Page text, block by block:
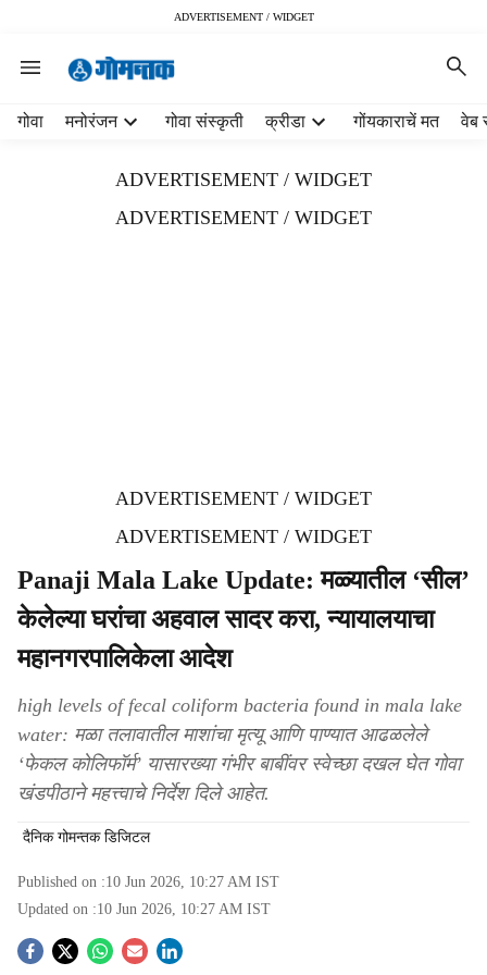
ADVERTISEMENT / WIDGET
गोवा मनोरंजन गोवा संस्कृती क्रीडा गोंयकाराचें मत वेब
ADVERTISEMENT / WIDGET
ADVERTISEMENT / WIDGET
ADVERTISEMENT / WIDGET
ADVERTISEMENT / WIDGET
Panaji Mala Lake Update: मळ्यातील ‘सील’
केलेल्या घरांचा अहवाल सादर करा, न्यायालयाचा
महानगरपालिकेला आदेश
high levels of fecal coliform bacteria found in mala lake
water: मळा तलावातील माशांचा मृत्यू आणि पाण्यात आढळलेले
‘फेकल कोलिफॉर्म’ यासारख्या गंभीर बाबींवर स्वेच्छा दखल घेत गोवा
खंडपीठाने महत्त्वाचे निर्देश दिले आहेत.
दैनिक गोमन्तक डिजिटल
Published on :10 Jun 2026, 10:27 AM IST
Updated on :10 Jun 2026, 10:27 AM IST
S